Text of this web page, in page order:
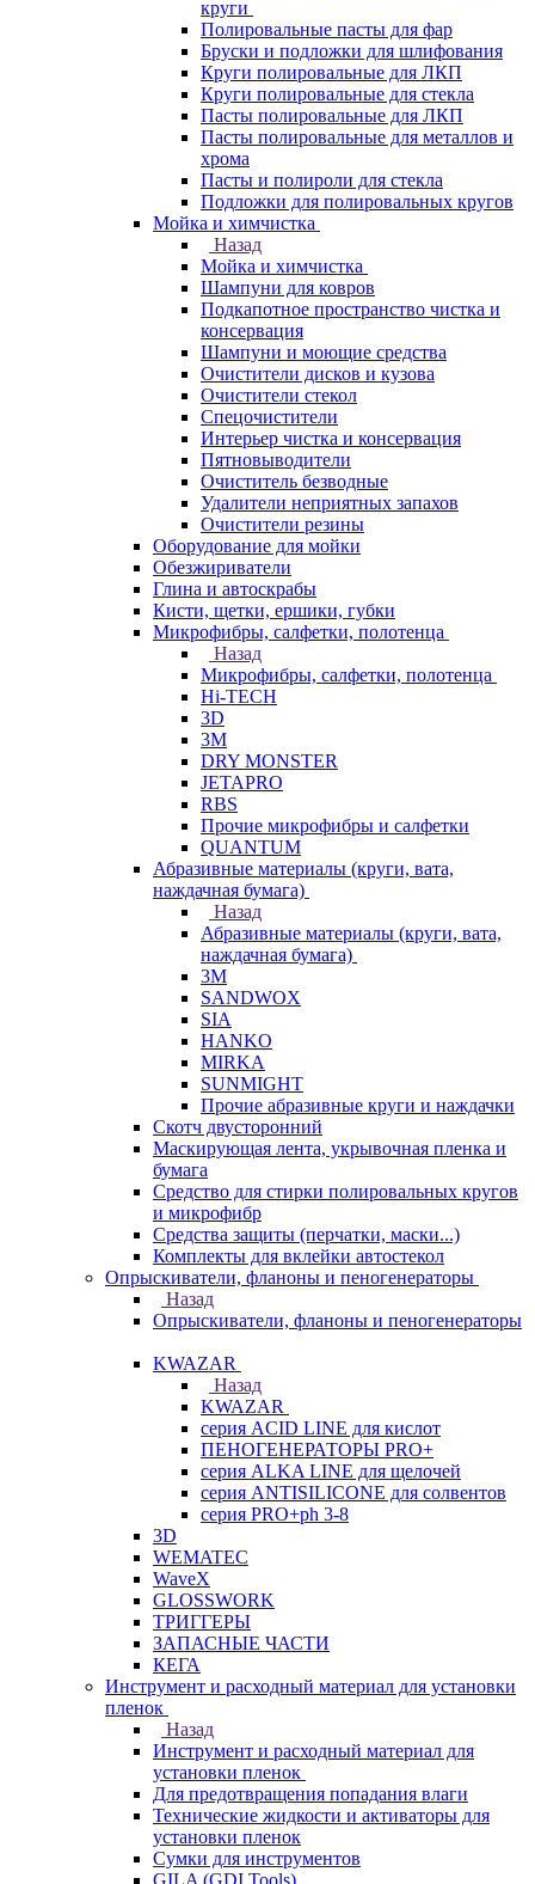
круги
Полировальные пасты для фар
Бруски и подложки для шлифования
Круги полировальные для ЛКП
Круги полировальные для стекла
Пасты полировальные для ЛКП
Пасты полировальные для металлов и
хрома
Пасты и полироли для стекла
Подложки для полировальных кругов
Мойка и химчистка
Назад
Мойка и химчистка
Шампуни для ковров
Подкапотное пространство чистка и
консервация
Шампуни и моющие средства
Очистители дисков и кузова
Очистители стекол
Спецочистители
Интерьер чистка и консервация
Пятновыводители
Очиститель безводные
Удалители неприятных запахов
Очистители резины
Оборудование для мойки
Обезжириватели
Глина и автоскрабы
Кисти, щетки, ершики, губки
Микрофибры, салфетки, полотенца
Назад
Микрофибры, салфетки, полотенца
Hi-TECH
3D
3М
DRY MONSTER
JETAPRO
RBS
Прочие микрофибры и салфетки
QUANTUM
Абразивные материалы (круги, вата,
наждачная бумага)
Назад
Абразивные материалы (круги, вата,
наждачная бумага)
3М
SANDWOX
SIA
HANKO
MIRKA
SUNMIGHT
Прочие абразивные круги и наждачки
Скотч двусторонний
Маскирующая лента, укрывочная пленка и
бумага
Средство для стирки полировальных кругов
и микрофибр
Средства защиты (перчатки, маски...)
Комплекты для вклейки автостекол
Опрыскиватели, фланоны и пеногенераторы
Назад
Опрыскиватели, фланоны и пеногенераторы
KWAZAR
Назад
KWAZAR
серия ACID LINE для кислот
ПЕНОГЕНЕРАТОРЫ PRO+
серия ALKA LINE для щелочей
серия ANTISILICONE для солвентов
серия PRO+ph 3-8
3D
WEMATEC
WaveX
GLOSSWORK
ТРИГГЕРЫ
ЗАПАСНЫЕ ЧАСТИ
КЕГА
Инструмент и расходный материал для установки
пленок
Назад
Инструмент и расходный материал для
установки пленок
Для предотвращения попадания влаги
Технические жидкости и активаторы для
установки пленок
Сумки для инструментов
GILA (GDI Tools)